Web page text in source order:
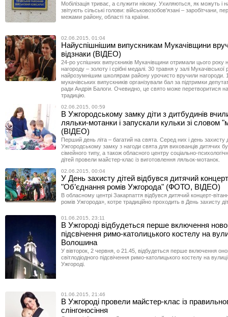
Мобілізація триває, а служити нікому. Ухиляються, як можуть і
звітують сільські голови: військовозобов'язані – заробітчани,
межами району, області та країни.
02.06.2015, 01:04
Найуспішнішим випускникам Мукачівщини
відзнаки (ВІДЕО)
24-ро успішних випускників Мукачівщини отримали цього року
нагороду – золоту і срібні медалі. 30 травня у залі Мукачівської
найрозумнішим школярам району урочисто вручили нагороди.
мукачівських випускників організували бал за підтримки
ради Андрія Балоги. Очевидно, це свято може перетворитися
традицію.
02.06.2015, 00:59
В Ужгородському замку діти з дитбудинів
ляльки-мотанки і запускали кульки зі словом
(ВІДЕО)
Перший день літа – багатий на свята. Серед них і день захисту
Ужгородському замку з нагоди свята для вихованців дитячих
сімейного типу, а також обласного центру соціально-
дітей провели майстер-клас із виготовлення ляльок-мотанок.
02.06.2015, 00:04
У День захисту дітей відбувся дитячий
"Об’єднання ромів Ужгорода" (ФОТО, ВІДЕО)
В обласному центрі Закарпаття відбувся дитячий концерт-
ромів Ужгорода», котре традиційно проходить в День захисту
01.06.2015, 23:11
В Ужгороді відбудеться перше включення
підсвічення римо-католицького костелу на
Волошина
У вівторок, 2 червня, о 21.45, відбудеться перше включення
світлодіодного підсвічення римо-католицького костелу на
Ужгороді.
01.06.2015, 21:46
В Ужгороді провели майстер-клас із
слінгоносіння